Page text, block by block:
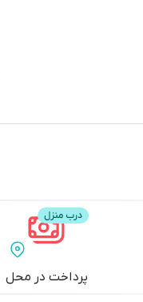
پرداخت در محل